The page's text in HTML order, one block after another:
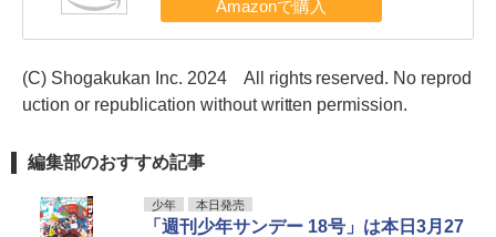
(C) Shogakukan Inc. 2024 All rights reserved. No reprod
uction or republication without written permission.
編集部のおすすめ記事
少年 本日発売
「週刊少年サンデー 18号」は本日3月27